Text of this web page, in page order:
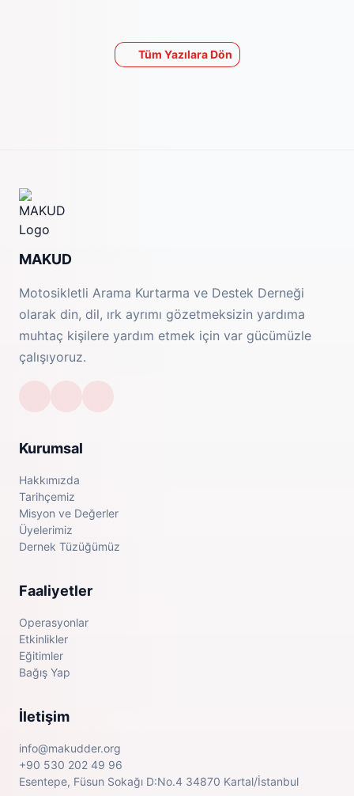
Tüm Yazılara Dön
MAKUD
Motosikletli Arama Kurtarma ve Destek Derneği
olarak din, dil, ırk ayrımı gözetmeksizin yardıma
muhtaç kişilere yardım etmek için var gücümüzle
çalışıyoruz.
Kurumsal
Hakkımızda
Tarihçemiz
Misyon ve Değerler
Üyelerimiz
Dernek Tüzüğümüz
Faaliyetler
Operasyonlar
Etkinlikler
Eğitimler
Bağış Yap
İletişim
info@makudder.org
+90 530 202 49 96
Esentepe, Füsun Sokağı D:No.4 34870 Kartal/İstanbul